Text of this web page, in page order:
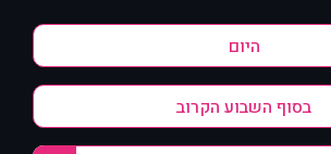
היום
בסוף השבוע הקרוב